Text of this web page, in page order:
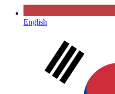
English